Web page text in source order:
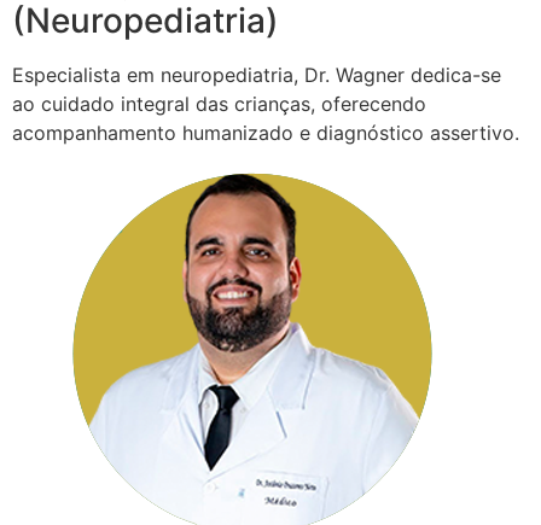
(Neuropediatria)
Especialista em neuropediatria, Dr. Wagner dedica-se
ao cuidado integral das crianças, oferecendo
acompanhamento humanizado e diagnóstico assertivo.